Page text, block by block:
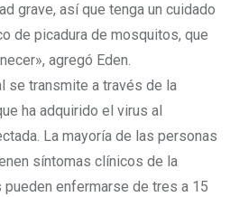
grave, así que tenga un cuidado
de picadura de mosquitos, que
agregó Eden.
se transmite a través de la
ha adquirido el virus al
La mayoría de las personas
síntomas clínicos de la
enfermarse de tres a 15